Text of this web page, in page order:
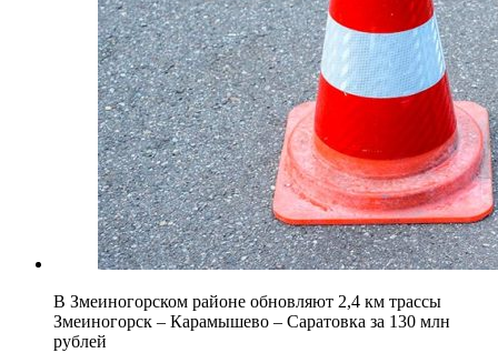
В Змеиногорском районе обновляют 2,4 км трассы
Змеиногорск – Карамышево – Саратовка за 130 млн
рублей